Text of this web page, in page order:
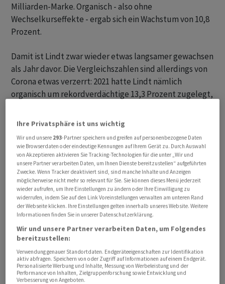
Milliarden-Marke. Organisch - also ohne
Wechselkurseffekte - ergab sich ein Wachstum von 10,8
Prozent.
Damit ist Lindt zwar wieder etwas langsamer gewachsen
als Jahr davor. Die Vergleichszahlen sind allerdings von
Corona etwas verzerrt: 2021 hatte Lindt nämlich
organisch um rekordverdächtige 13,3 Prozent zugelegt,
starkem Umsatzrückgang 2020.
Mit den vorgelegten Zahlen liegt das Unternehmen
auch leicht über der eigenen Erwartung von 8 bis 10
Prozent Wachstum. Von AWP befragte Analysten hatten
derweil im Schnitt mit einer Wachstumsrate von 10,0
Prozent gerechnet.
Starkes US-Geschäft und schwaches Europa
Ihre Privatsphäre ist uns wichtig
Wir und unsere 293-Partner speichern und greifen auf personenbezogene Daten
wie Browserdaten oder eindeutige Kennungen auf Ihrem Gerät zu. Durch Auswahl
von Akzeptieren aktivieren Sie Tracking-Technologien für die unter „Wir und
unsere Partner verarbeiten Daten, um Ihnen Dienste bereitzustellen“ aufgeführten
Zwecke. Wenn Tracker deaktiviert sind, sind manche Inhalte und Anzeigen
möglicherweise nicht mehr so relevant für Sie. Sie können dieses Menü jederzeit
wieder aufrufen, um Ihre Einstellungen zu ändern oder Ihre Einwilligung zu
widerrufen, indem Sie auf den Link Voreinstellungen verwalten am unteren Rand
der Webseite klicken. Ihre Einstellungen gelten innerhalb unseres Website. Weitere
Informationen finden Sie in unserer Datenschutzerklärung.
Wir und unsere Partner verarbeiten Daten, um Folgendes
bereitzustellen:
Verwendung genauer Standortdaten. Endgeräteeigenschaften zur Identifikation
aktiv abfragen. Speichern von oder Zugriff auf Informationen auf einem Endgerät.
Personalisierte Werbung und Inhalte, Messung von Werbeleistung und der
Performance von Inhalten, Zielgruppenforschung sowie Entwicklung und
Verbesserung von Angeboten.